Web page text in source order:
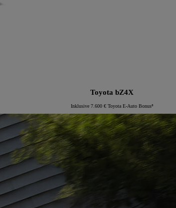
Toyota bZ4X
Inklusive 7.600 € Toyota E-Auto Bonus⁸